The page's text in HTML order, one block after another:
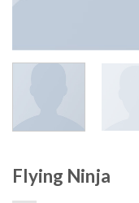
Flying Ninja